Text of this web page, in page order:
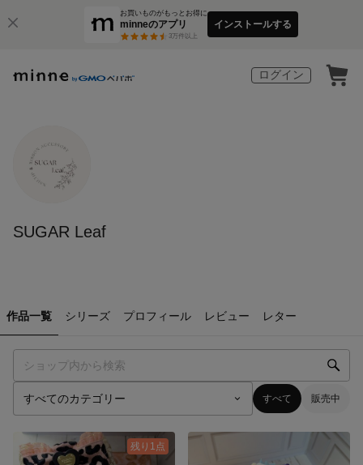
お買いものがもっとお得に
minneのアプリ
3万件以上
インストールする
ログイン
SUGAR Leaf
作品一覧 シリーズ プロフィール レビュー レター
すべて 販売中
残り1点